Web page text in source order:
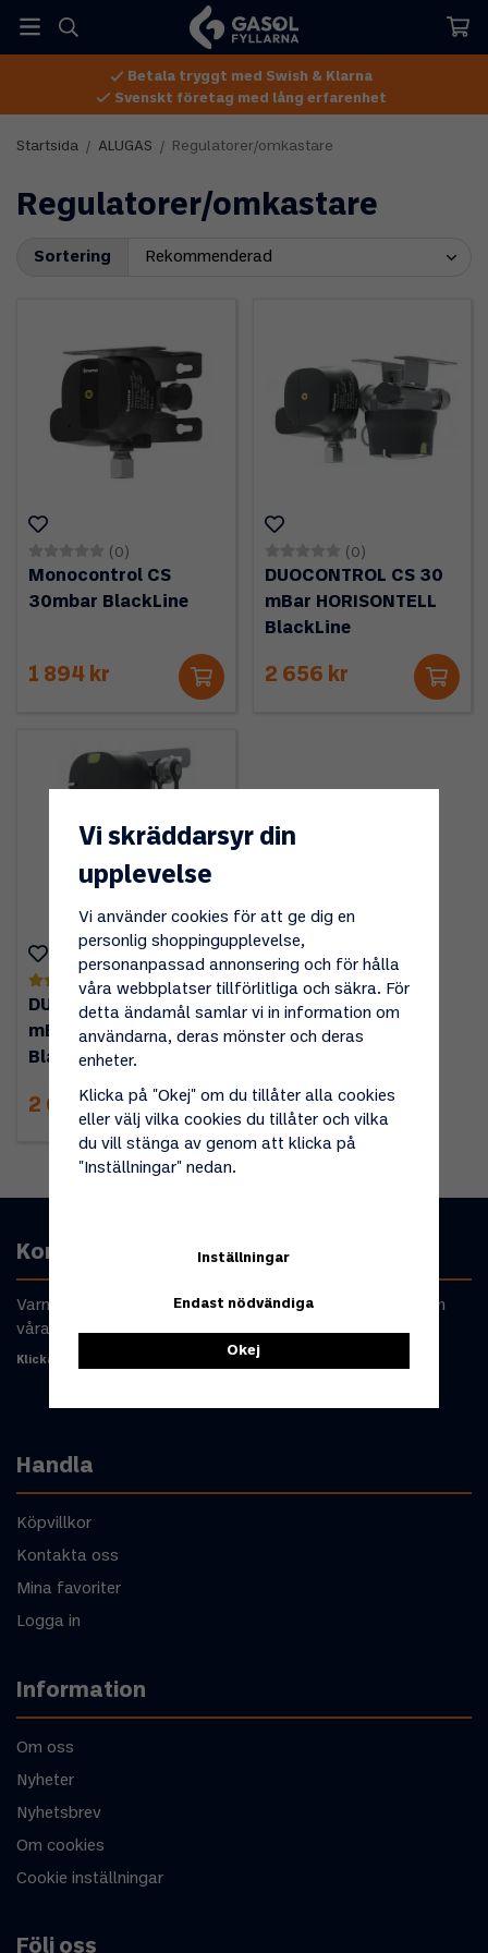
Betala tryggt med Swish & Klarna
Svenskt företag med lång erfarenhet
Startsida / ALUGAS / Regulatorer/omkastare
Regulatorer/omkastare
Sortering
(0)
Monocontrol CS
30mbar BlackLine
1 894 kr
(0)
DUOCONTROL CS 30
mBar HORISONTELL
BlackLine
2 656 kr
(1)
DUOCONTROL CS 30
mBar VERTIKAL
BlackLine
2 656 kr
Kontakta oss
Varmt välkommen att kontakta oss om du har frågor om
våra produkter eller din beställning.
Klicka här för att komma till kontaktformulär
Handla
Köpvillkor
Kontakta oss
Mina favoriter
Logga in
Information
Om oss
Nyheter
Nyhetsbrev
Om cookies
Cookie inställningar
Följ oss
Vi skräddarsyr din
upplevelse
Vi använder cookies för att ge dig en
personlig shoppingupplevelse,
personanpassad annonsering och för hålla
våra webbplatser tillförlitliga och säkra. För
detta ändamål samlar vi in information om
användarna, deras mönster och deras
enheter.
Klicka på "Okej" om du tillåter alla cookies
eller välj vilka cookies du tillåter och vilka
du vill stänga av genom att klicka på
"Inställningar" nedan.
Inställningar
Endast nödvändiga
Okej